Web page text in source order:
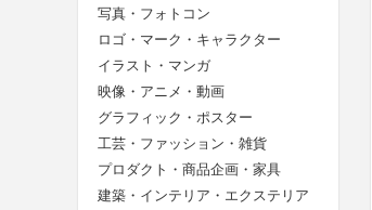
写真・フォトコン
ロゴ・マーク・キャラクター
イラスト・マンガ
映像・アニメ・動画
グラフィック・ポスター
工芸・ファッション・雑貨
プロダクト・商品企画・家具
建築・インテリア・エクステリア